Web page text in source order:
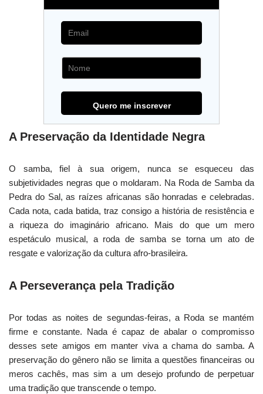
A Preservação da Identidade Negra
O samba, fiel à sua origem, nunca se esqueceu das
subjetividades negras que o moldaram. Na Roda de Samba da
Pedra do Sal, as raízes africanas são honradas e celebradas.
Cada nota, cada batida, traz consigo a história de resistência e
a riqueza do imaginário africano. Mais do que um mero
espetáculo musical, a roda de samba se torna um ato de
resgate e valorização da cultura afro-brasileira.
A Perseverança pela Tradição
Por todas as noites de segundas-feiras, a Roda se mantém
firme e constante. Nada é capaz de abalar o compromisso
desses sete amigos em manter viva a chama do samba. A
preservação do gênero não se limita a questões financeiras ou
meros cachês, mas sim a um desejo profundo de perpetuar
uma tradição que transcende o tempo.